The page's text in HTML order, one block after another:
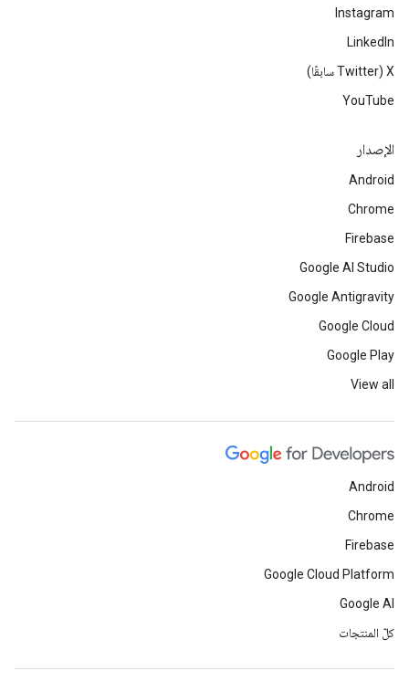
Instagram
LinkedIn
‫X ‏(Twitter سابقًا)
YouTube
الإصدار
Android
Chrome
Firebase
Google AI Studio
Google Antigravity
Google Cloud
Google Play
View all
Android
Chrome
Firebase
Google Cloud Platform
Google AI
كلّ المنتجات